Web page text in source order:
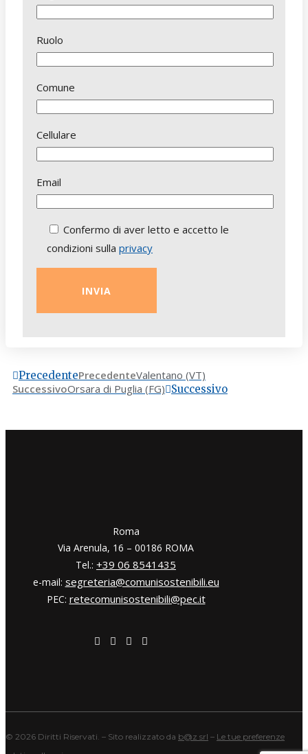
Ruolo
Comune
Cellulare
Email
Confermo di aver letto e accetto le
condizioni sulla privacy
PrecedentePrecedenteValentano (VT)
SuccessivoOrsara di Puglia (FG) Successivo
​​Roma
Via Arenula, 16 – 00186 ROMA
Tel.: +39 06 8541435
e-mail: segreteria@comunisostenibili.eu
PEC: retecomunisostenibili@pec.it
© 2026 Diritti Riservati. – Sito realizzato da b@z srl – Le tue preferenze